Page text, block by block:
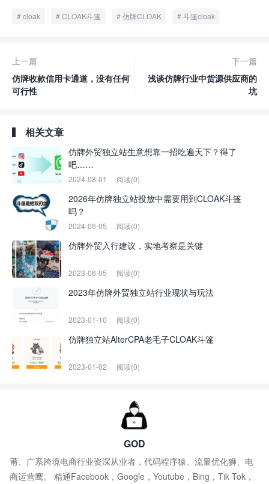
cloak CLOAK斗篷 仿牌CLOAK 斗篷cloak
上一篇
仿牌收款信用卡通道，没有任何
可行性
下一篇
浅谈仿牌行业中货源供应商的
坑
相关文章
仿牌外贸独立站生意想靠一招吃遍天下？得了
吧……
2024-08-01 阅读(0)
2026年仿牌独立站投放中需要用到CLOAK斗篷
吗？
2024-06-05 阅读(0)
仿牌外贸入行建议，实地考察是关键
2023-06-05 阅读(0)
2023年仿牌外贸独立站行业现状与玩法
2023-01-10 阅读(0)
仿牌独立站AlterCPA老毛子CLOAK斗篷
2023-01-02 阅读(0)
GOD
莆、广系跨境电商行业资深从业者，代码程序猿、流量优化狮、电
商运营鹰。 精通Facebook，Google，Youtube，Bing，Tik Tok，